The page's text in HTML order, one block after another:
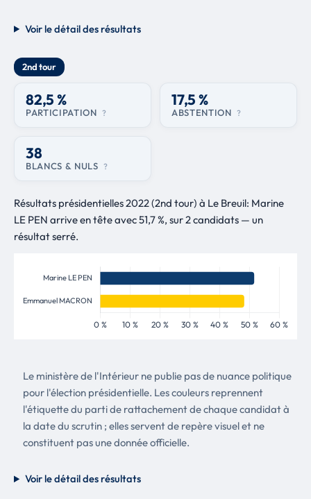
Voir le détail des résultats
2nd tour
82,5 %
PARTICIPATION ?
17,5 %
ABSTENTION ?
38
BLANCS & NULS ?
Résultats présidentielles 2022 (2nd tour) à Le Breuil: Marine
LE PEN arrive en tête avec 51,7 %, sur 2 candidats — un
résultat serré.
Le ministère de l'Intérieur ne publie pas de nuance politique
pour l'élection présidentielle. Les couleurs reprennent
l'étiquette du parti de rattachement de chaque candidat à
la date du scrutin ; elles servent de repère visuel et ne
constituent pas une donnée officielle.
Voir le détail des résultats